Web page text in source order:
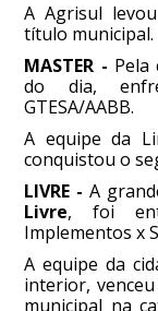
A Agrisul
título municipal.
MASTER - Pela
do dia,
GTESA/AABB.
A equipe da
conquistou o
LIVRE - A
Livre, foi
Implementos x
A equipe da
interior,
municipal na